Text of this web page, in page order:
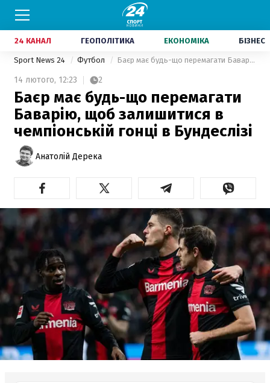
24 КАНАЛ ГЕОПОЛІТИКА ЕКОНОМІКА БІЗНЕС
Sport News 24 Футбол Баєр має будь-що перемагати Баварію, щоб залишитися в чемпіонській гонці в Бундеслізі
14 лютого, 12:23 2
Баєр має будь-що перемагати
Баварію, щоб залишитися в
чемпіонській гонці в Бундеслізі
Анатолій Дерека